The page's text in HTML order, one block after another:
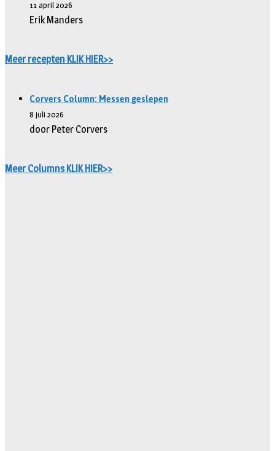
11 april 2026
Erik Manders
Meer recepten KLIK HIER>>
Corvers Column: Messen geslepen
8 juli 2026
door Peter Corvers
Meer Columns KLIK HIER>>